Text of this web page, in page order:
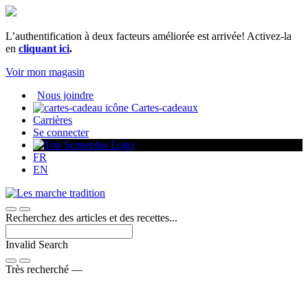
Passer
contenu
L’authentification à deux facteurs améliorée est arrivée! Activez-la
en cliquant ici.
Voir mon magasin
Nous joindre
Cartes-cadeaux
Carrières
Se connecter
FR
EN
Recherchez des articles et des recettes...
Invalid Search
Submit
Très recherché —